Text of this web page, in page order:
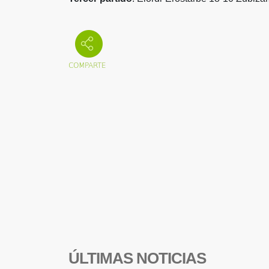
ÚLTIMAS NOTICIAS